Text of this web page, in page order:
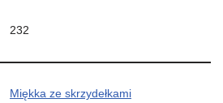
232
Miękka ze skrzydełkami